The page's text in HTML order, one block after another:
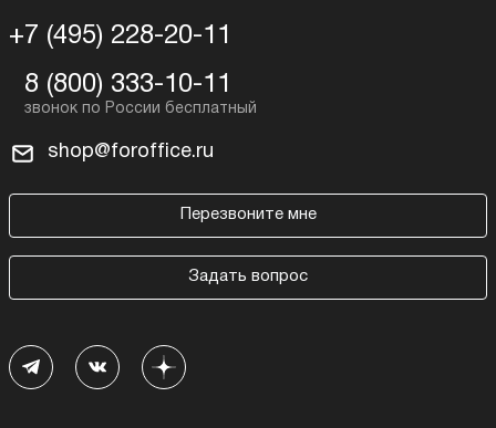
+7 (495) 228-20-11
8 (800) 333-10-11
shop@foroffice.ru
Перезвоните мне
Задать вопрос